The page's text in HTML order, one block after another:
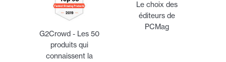
G2Crowd - Les 50
produits qui
connaissent la
Le choix des
éditeurs de
PCMag